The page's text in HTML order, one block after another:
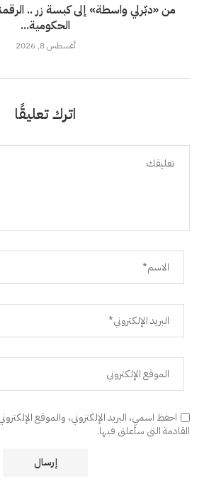
من «دبّرلي واسطة» إلى كبسة زر ..
الحكومية...
أغسطس 8, 2026
اترك تعليقًا
احفظ اسمي، البريد الإلكتروني، والموقع
القادمة التي سأعلق فيها.